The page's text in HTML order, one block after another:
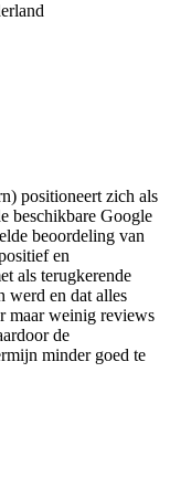
positioneert zich als
beschikbare Google
beoordeling van
en
als terugkerende
werd en dat alles
maar weinig reviews
de
minder goed te